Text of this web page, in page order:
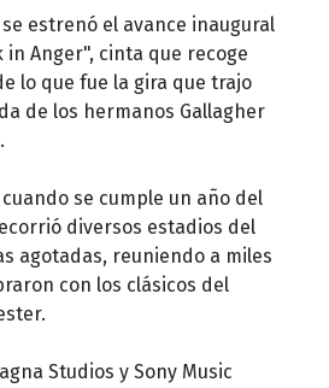
estrenó el avance inaugural
in Anger", cinta que recoge
lo que fue la gira que trajo
de los hermanos Gallagher
se cumple un año del
diversos estadios del
agotadas, reuniendo a miles
con los clásicos del
Studios y Sony Music